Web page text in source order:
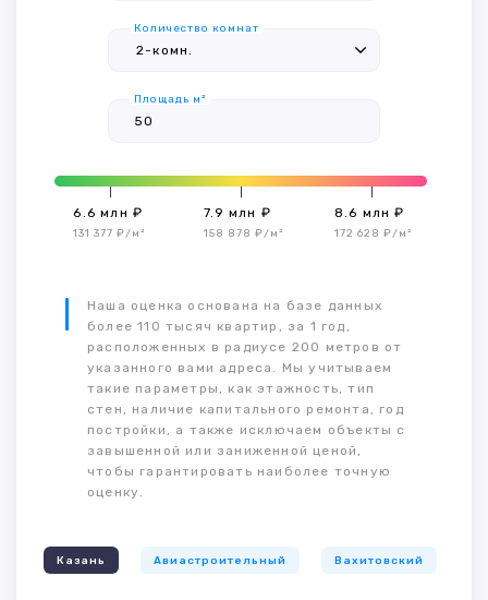
Количество комнат
Площадь м²
6.6 млн ₽
131 377 ₽/м²
7.9 млн ₽
158 878 ₽/м²
8.6 млн ₽
172 628 ₽/м²
Наша оценка основана на базе данных
более 110 тысяч квартир, за 1 год,
расположенных в радиусе 200 метров от
указанного вами адреса. Мы учитываем
такие параметры, как этажность, тип
стен, наличие капитального ремонта, год
постройки, а также исключаем объекты с
завышенной или заниженной ценой,
чтобы гарантировать наиболее точную
оценку.
Казань Авиастроительный Вахитовский